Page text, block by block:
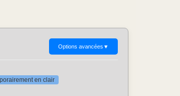
Options avancées ▼
en clair